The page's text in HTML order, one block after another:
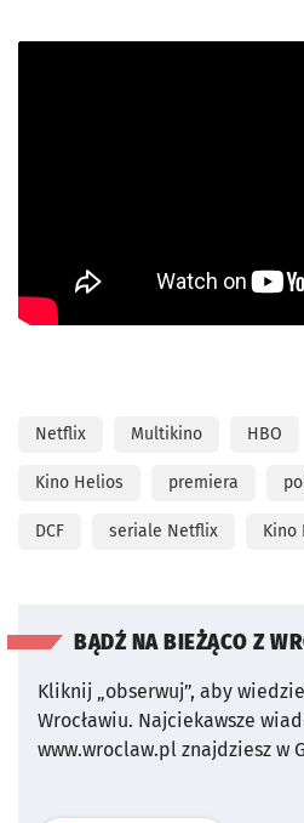
Netflix Multikino HBO
Kino Helios premiera
DCF seriale Netflix Kino
BĄDŹ NA BIEŻĄCO Z
Kliknij „obserwuj”, aby
Wrocławiu. Najciekawsze
www.wroclaw.pl znajdziesz w